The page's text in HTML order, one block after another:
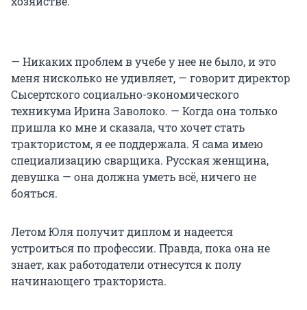
— Никаких проблем в учебе у нее не было, и это
меня нисколько не удивляет, — говорит директор
Сысертского социально-экономического
техникума Ирина Заволоко. — Когда она только
пришла ко мне и сказала, что хочет стать
трактористом, я ее поддержала. Я сама имею
специализацию сварщика. Русская женщина,
девушка — она должна уметь всё, ничего не
бояться.
Летом Юля получит диплом и надеется
устроиться по профессии. Правда, пока она не
знает, как работодатели отнесутся к полу
начинающего тракториста.